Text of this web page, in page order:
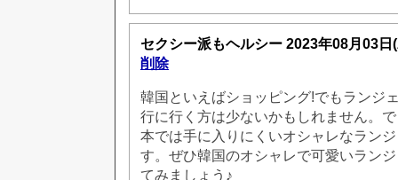
セクシー派もヘルシー 2023年08月03
削除
韓国といえばショッピング!でもランジ
行に行く方は少ないかもしれません。
本では手に入りにくいオシャレなラン
す。ぜひ韓国のオシャレで可愛いラン
てみましょう♪